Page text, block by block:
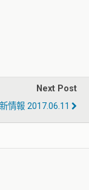
Next Post
情報 2017.06.11